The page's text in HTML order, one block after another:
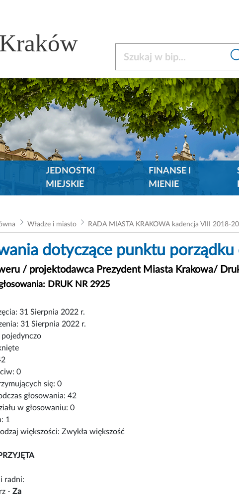
JEDNOSTKI
MIEJSKIE
FINANSE I
MIENIE
Władze i miasto RADA MIASTA KRAKOWA kadencja VIII 2018-
dotyczące punktu
/ projektodawca Prezydent Miasta Krakowa/
DRUK NR 2925
31 Sierpnia 2022 r.
31 Sierpnia 2022 r.
pojedynczo
0
się: 0
głosowania: 42
w głosowaniu: 0
1
większości: Zwykła większość
radni:
- Za